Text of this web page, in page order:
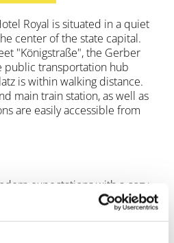
Royal is situated in a quiet
center of the state capital.
"Königstraße", the Gerber
public transportation hub
is within walking distance.
main train station, as well as
are easily accessible from
expectations with a cozy
furnished guest